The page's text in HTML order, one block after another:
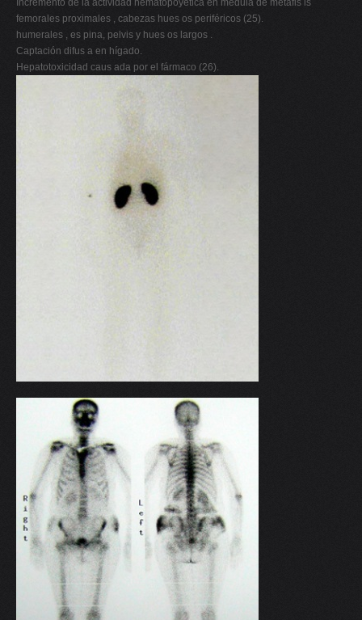
Incremento de la actividad hematopoyética en médula de metáfis is
femorales proximales , cabezas hues os periféricos (25).
humerales , es pina, pelvis y hues os largos .
Captación difus a en hígado.
Hepatotoxicidad caus ada por el fármaco (26).